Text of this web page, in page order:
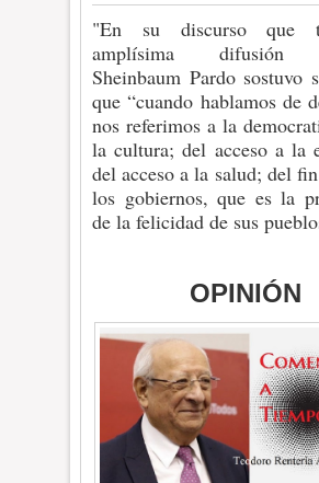
"En su discurso que
amplísima difusión
Sheinbaum Pardo sostuvo
que “cuando hablamos de
nos referimos a la
la cultura; del acceso a la
del acceso a la salud; del
los gobiernos, que es la
de la felicidad de sus
OPINIÓN